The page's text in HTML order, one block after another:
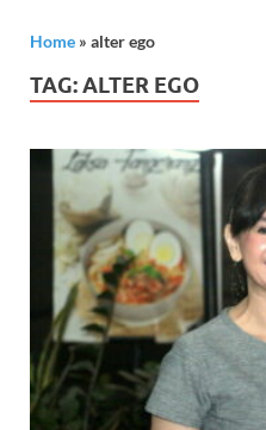
Home » alter ego
TAG:ALTER EGO